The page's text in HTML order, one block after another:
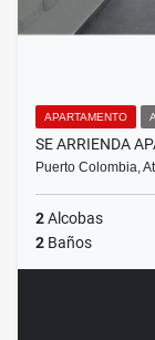
APARTAMENTO
SE ARRIENDA
Puerto Colombia,
2Alcobas
2 Baños